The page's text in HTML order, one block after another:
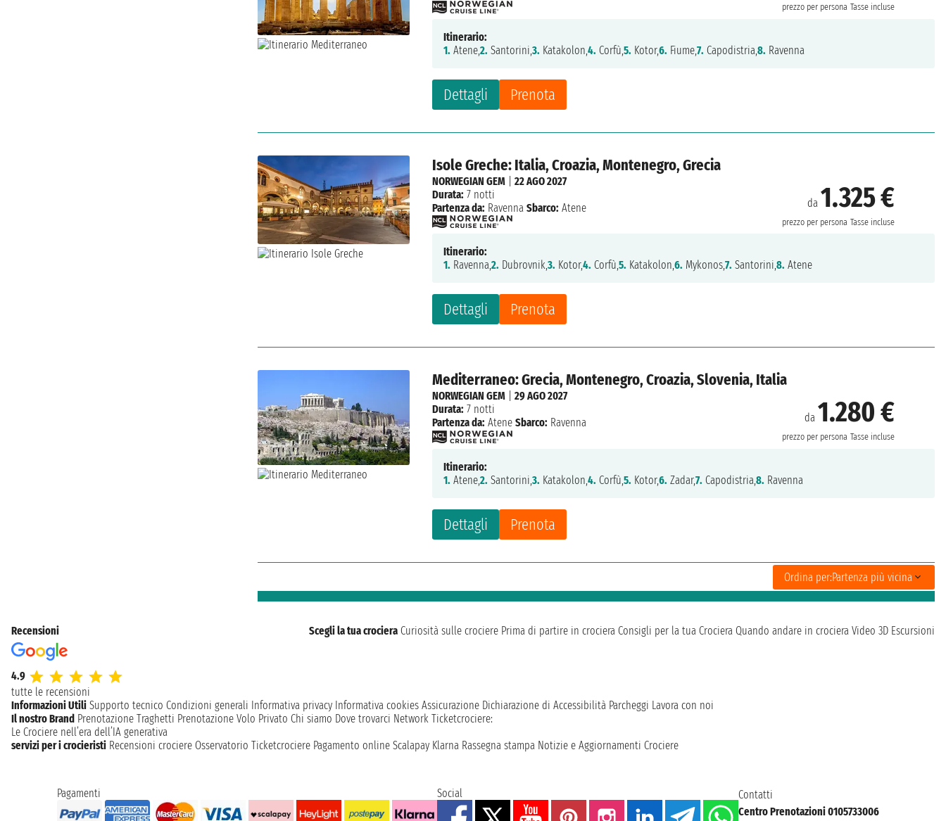
prezzo per persona Tasse incluse
Dettagli Prenota
Itinerario:
1. Atene,2. Santorini,3. Katakolon,4. Corfù,5. Kotor,6. Fiume,7. Capodistria,8. Ravenna
Isole Greche: Italia, Croazia, Montenegro, Grecia
da 1.325 €
prezzo per persona Tasse incluse
Dettagli Prenota
NORWEGIAN GEM |22 AGO 2027
Durata: 7 notti
Partenza da: Ravenna Sbarco: Atene
Itinerario:
1. Ravenna,2. Dubrovnik,3. Kotor,4. Corfù,5. Katakolon,6. Mykonos,7. Santorini,8. Atene
Mediterraneo: Grecia, Montenegro, Croazia, Slovenia, Italia
da 1.280 €
prezzo per persona Tasse incluse
Dettagli Prenota
NORWEGIAN GEM |29 AGO 2027
Durata: 7 notti
Partenza da: Atene Sbarco: Ravenna
Itinerario:
1. Atene,2. Santorini,3. Katakolon,4. Corfù,5. Kotor,6. Zadar,7. Capodistria,8. Ravenna
Ordina per:Partenza più vicina
Recensioni
4.9
tutte le recensioni
Scegli la tua crociera Curiosità sulle crociere Prima di partire in crociera Consigli per la tua Crociera Quando andare in crociera Video 3D Escursioni
Informazioni Utili Supporto tecnico Condizioni generali Informativa privacy Informativa cookies Assicurazione Dichiarazione di Accessibilità Parcheggi Lavora con noi
Il nostro Brand Prenotazione Traghetti Prenotazione Volo Privato Chi siamo Dove trovarci Network Ticketcrociere:
Le Crociere nell’era dell’IA generativa
servizi per i crocieristi Recensioni crociere Osservatorio Ticketcrociere Pagamento online Scalapay Klarna Rassegna stampa Notizie e Aggiornamenti Crociere
Pagamenti Social
Contatti
Centro Prenotazioni 0105733006